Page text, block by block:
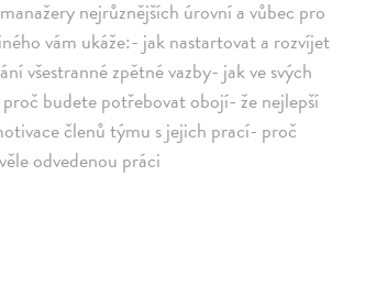
nejrůznějších úrovní a vůbec pro
vám ukáže:- jak nastartovat a rozvíjet
všestranné zpětné vazby- jak ve svých
budete potřebovat obojí- že nejlepší
členů týmu s jejich prací- proč
odvedenou práci